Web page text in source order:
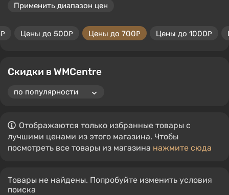
Применить диапазон цен
Цены до 500₽ Цены до 700₽ Цены до 1000₽
Скидки в WMCentre
Отображаются только избранные товары с
лучшими ценами из этого магазина. Чтобы
посмотреть все товары из магазина нажмите сюда
Товары не найдены. Попробуйте изменить условия
поиска